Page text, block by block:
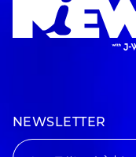
NEWSLETTER